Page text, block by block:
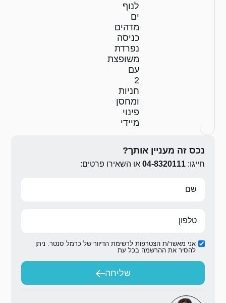
לנוף
ים
מדהים
כניסה
נפרדת
משופצת
עם
2
חניות
ומחסן
פינוי
מיידי
נכס זה מעניין אותך?
חייגו:04-8320111או השאירו פרטים:
אני מאשר/ת הצטרפות לרשימת הדיוור של כרמל סנטר. ניתן
להסיר את ההרשמה בכל עת
שליחה